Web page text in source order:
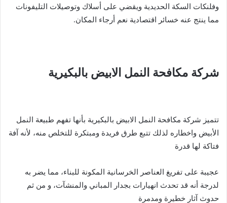
وفلنكات السكة الحديدية ويقضي على أسلاك وتوصيلات التليفونات
مما ينتج عنه خسائر اقتصادية نعم أرجاء المكان.
شركة مكافحة النمل الابيض بالبكيرية
تتميز شركة مكافحة النمل الابيض بالبكيرية بأنها تفهم طبيعة النمل
الأبيض واخطاره لذلك تتبع طرق فريدة ومبتكرة للتخلص منه، لأنه آفة
فتاكة لها قدرة
عجيبة على تفريغ العناصر الخرسانية المكونة للبناء، مما يضر به
لدرجة أنه قد تحدث انهيارات بجدار المباني والمنشآت، و من ثم
حدوث آثار خطيرة ومدمرة